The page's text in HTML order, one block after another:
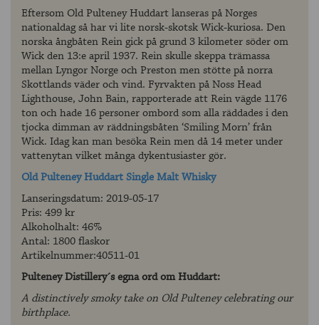
Eftersom Old Pulteney Huddart lanseras på Norges
nationaldag så har vi lite norsk-skotsk Wick-kuriosa. Den
norska ångbåten Rein gick på grund 3 kilometer söder om
Wick den 13:e april 1937. Rein skulle skeppa trämassa
mellan Lyngor Norge och Preston men stötte på norra
Skottlands väder och vind. Fyrvakten på Noss Head
Lighthouse, John Bain, rapporterade att Rein vägde 1176
ton och hade 16 personer ombord som alla räddades i den
tjocka dimman av räddningsbåten ‘Smiling Morn’ från
Wick. Idag kan man besöka Rein men då 14 meter under
vattenytan vilket många dykentusiaster gör.
Old Pulteney Huddart Single Malt Whisky
Lanseringsdatum: 2019-05-17
Pris: 499 kr
Alkoholhalt: 46%
Antal: 1800 flaskor
Artikelnummer:40511-01
Pulteney Distillery´s egna ord om Huddart:
A distinctively smoky take on Old Pulteney celebrating our
birthplace.